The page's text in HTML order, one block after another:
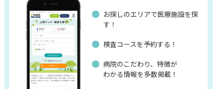
お探しのエリアで医療施設を探
す！
検査コースを予約する！
病院のこだわり、特徴が
わかる情報を多数掲載！